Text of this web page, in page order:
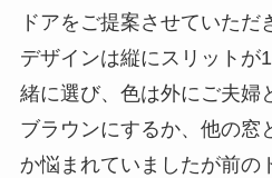
ドアをご提案させていただ
デザインは縦にスリットが
緒に選び、色は外にご夫婦
ブラウンにするか、他の窓
か悩まれていましたが前の